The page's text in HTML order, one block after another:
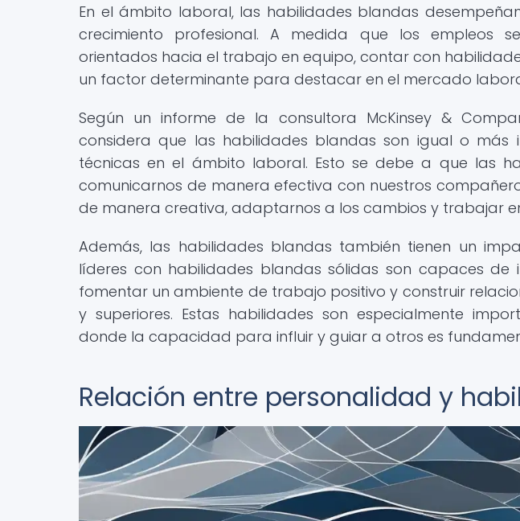
En el ámbito laboral, las habilidades blandas
crecimiento profesional. A medida que los empleos
orientados hacia el trabajo en equipo, contar con
un factor determinante para destacar en el mercado
Según un informe de la consultora McKinsey &
considera que las habilidades blandas son igual o más
técnicas en el ámbito laboral. Esto se debe a que las
comunicarnos de manera efectiva con nuestros
de manera creativa, adaptarnos a los cambios y trabajar
Además, las habilidades blandas también tienen un
líderes con habilidades blandas sólidas son capaces de
fomentar un ambiente de trabajo positivo y construir
y superiores. Estas habilidades son especialmente
donde la capacidad para influir y guiar a otros es
Relación entre personalidad y